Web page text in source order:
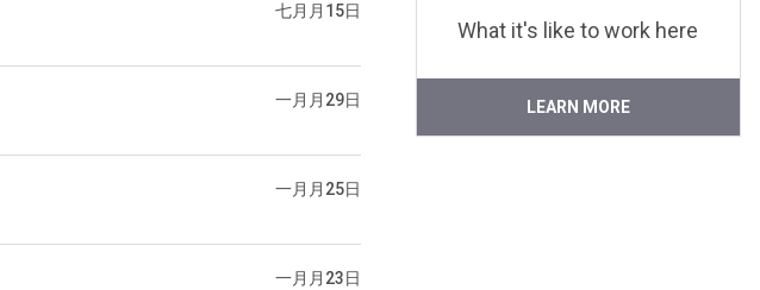
七月月15日
一月月29日
一月月25日
一月月23日
What it's like to work here
LEARN MORE